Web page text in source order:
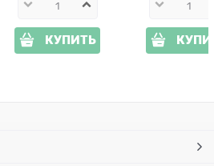
КУПИТЬ